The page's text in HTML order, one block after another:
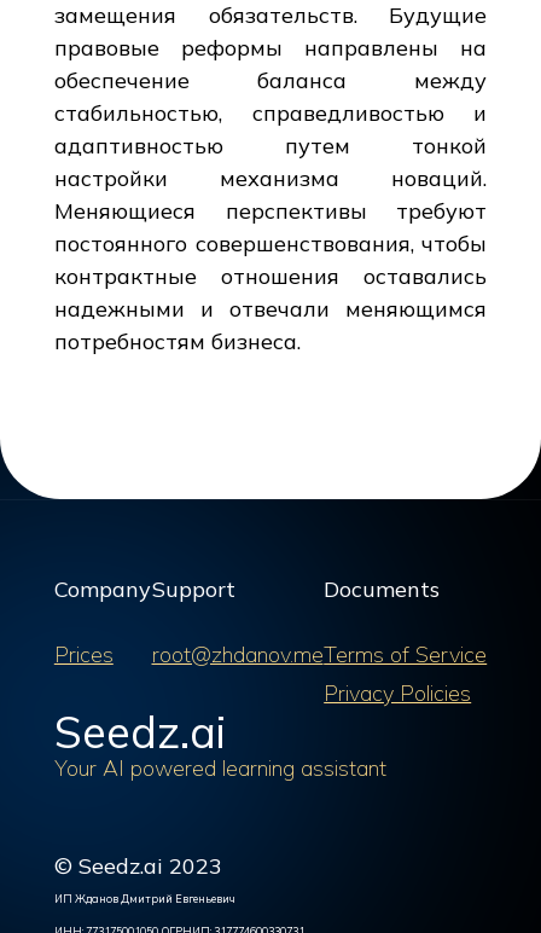
замещения обязательств. Будущие
правовые реформы направлены на
обеспечение баланса между
стабильностью, справедливостью и
адаптивностью путем тонкой
настройки механизма новаций.
Меняющиеся перспективы требуют
постоянного совершенствования, чтобы
контрактные отношения оставались
надежными и отвечали меняющимся
потребностям бизнеса.
Company
Prices
Support
root@zhdanov.me
Documents
Terms of Service
Privacy Policies
Seedz.ai
Your AI powered learning assistant
© Seedz.ai 2023
ИП Жданов Дмитрий Евгеньевич